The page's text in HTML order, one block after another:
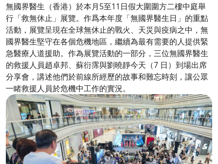
無國界醫生（香港）於本月5至11日假大圍圍方二樓中庭舉
行「救無休止」展覽。作爲本年度「無國界醫生日」的重點
活動，展覽呈現在全球無休止的戰火、天災與疫病之中，無
國界醫生堅守在各個危機地區，繼續為最有需要的人提供緊
急醫療人道援助。作為展覽活動的一部分，三位無國界醫生
的救援人員趙卓邦、蘇衍霈與劉曉靜今天（7 日）到場出席
分享會，講述他們於前線所經歷的故事和難忘時刻，讓公眾
一睹救援人員於危機中工作的實況。